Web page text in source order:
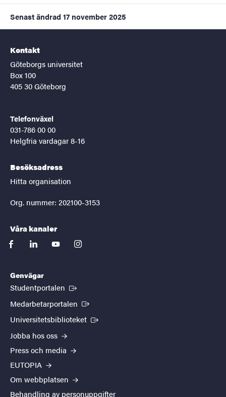
Senast ändrad 17 november 2025
Kontakt
Göteborgs universitet
Box 100
405 30 Göteborg
Telefonväxel
031-786 00 00
Helgfria vardagar 8-16
Besöksadress
Hitta organisation
Org. nummer: 202100-3153
Våra kanaler
facebooklinkedinyoutubeinstagram
Genvägar
Studentportalen (Extern länk)
Medarbetarportalen (Extern länk)
Universitetsbiblioteket (Extern länk)
Jobba hos oss
Press och media
EUTOPIA
Om webbplatsen
Behandling av personuppgifter